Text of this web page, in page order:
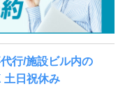
行/施設ビル内の
土日祝休み